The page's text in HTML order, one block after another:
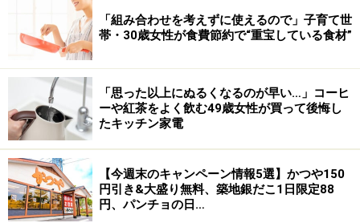
スをイメージする必要があります。
今回は、単身世帯の場合の目安を、総務省統計局が実施
している2021年の「家計調査（家計収支編）」の平均値
を参考にしながら考えてみましょう。
●貯金
貯金の目安は、住居費が毎月かかってくるかどうかによ
って異なります。たとえば、家賃や住宅ローンがある場
合は、手取りの1～2割とすれば1万3000～2万6000円。
「組み合わせを考えずに使えるので」子育て世
帯・30歳女性が食費節約で“重宝している食材”
「思った以上にぬるくなるのが早い…」コーヒ
ーや紅茶をよく飲む49歳女性が買って後悔し
たキッチン家電
【今週末のキャンペーン情報5選】かつや150
円引き&大盛り無料、築地銀だこ1日限定88
円、パンチョの日…